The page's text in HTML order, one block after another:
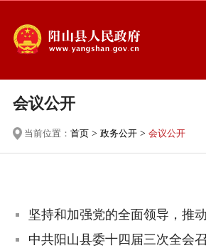
会议公开
当前位置： 首页> 政务公开> 会议公开
坚持和加强党的全面领导，推
中共阳山县委十四届三次全会